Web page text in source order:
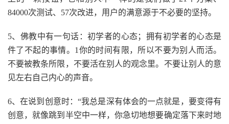
84000次测试、57次改进，用户的满意源于不必要的坚持。
5、佛教中有一句话：初学者的心态；拥有初学者的心态是
件了不起的事情。1你的时间有限，所以不要为别人而活。
不要被教条所限，不要活在别人的观念里。不要让别人的意
见左右自己内心的声音。
6、在说到创意时：“我总是深有体会的一点就是，要变得有
创意，就像跳到半空中一样，你急切地想要确定落下来时地